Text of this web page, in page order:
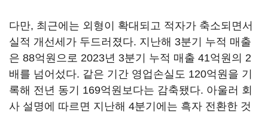
다만, 최근에는 외형이 확대되고 적자가 축소되면서
실적 개선세가 두드러졌다. 지난해 3분기 누적 매출
은 88억원으로 2023년 3분기 누적 매출 41억원의 2
배를 넘어섰다. 같은 기간 영업손실도 120억원을 기
록해 전년 동기 169억원보다는 감축됐다. 아울러 회
사 설명에 따르면 지난해 4분기에는 흑자 전환한 것